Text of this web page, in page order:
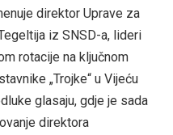
direktor Uprave za
iz SNSD-a, lideri
rotacije na ključnom
„Trojke“ u Vijeću
glasaju, gdje je sada
direktora